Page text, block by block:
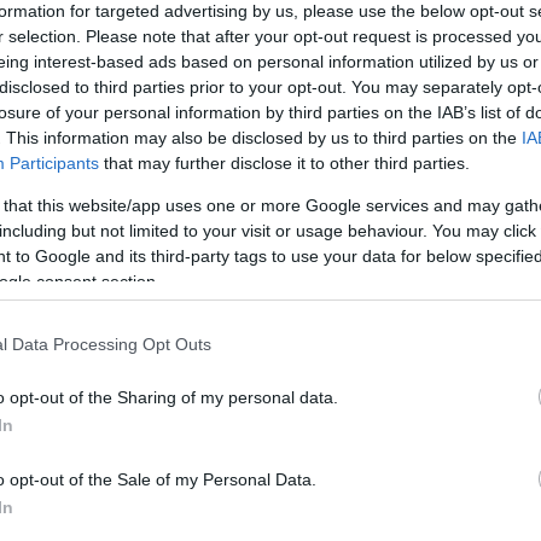
for targeted advertising by us, please use the below opt-out
selection. Please note that after your opt-out request is processed
interest-based ads based on personal information utilized by us
to third parties prior to your opt-out. You may separately
of your personal information by third parties on the IAB’s list of
This information may also be disclosed by us to third parties on the
Participants that may further disclose it to other third parties.
that this website/app uses one or more Google services and may
but not limited to your visit or usage behaviour. You may
to Google and its third-party tags to use your data for below
consent section.
Data Processing Opt Outs
opt-out of the Sharing of my personal data.
opt-out of the Sale of my Personal Data.
úgy jött ki a lépés, hogy azElindultamlett kész elsőre, és
szeretnék klipet. Szépen egybecseng ez az egész azzal,
viszont végre azt érzem, a helyemen vagyok, mind
ellenére jól érzem magam a bőrömben” – mesélte Annamari.